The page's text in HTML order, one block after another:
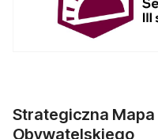
Strategiczna
Obywatelskiego